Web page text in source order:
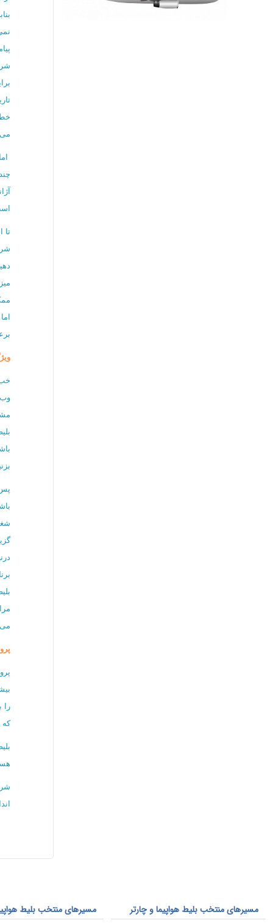
تا
را
که
مسیرهای منتخب بلیط هواپیما و چارتر
مسیرهای منتخب بلیط